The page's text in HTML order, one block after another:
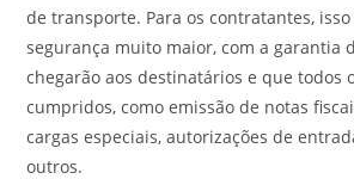
de transporte. Para os contratantes,
segurança muito maior, com a garantia
chegarão aos destinatários e que todos
cumpridos, como emissão de notas
cargas especiais, autorizações de
outros.